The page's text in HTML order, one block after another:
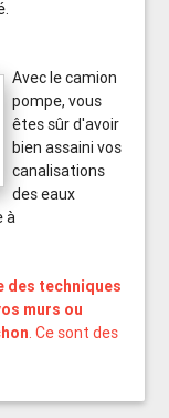
Avec le camion
pompe, vous
êtes sûr d'avoir
bien assaini vos
canalisations
des eaux
à
des techniques
murs ou
. Ce sont des